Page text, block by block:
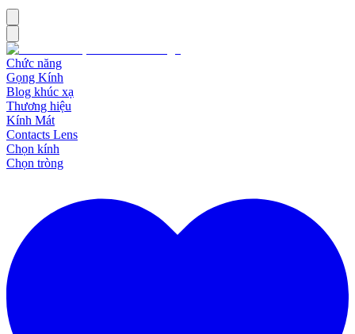
Chức năng
Gọng Kính
Blog khúc xạ
Thương hiệu
Kính Mát
Contacts Lens
Chọn kính
Chọn tròng